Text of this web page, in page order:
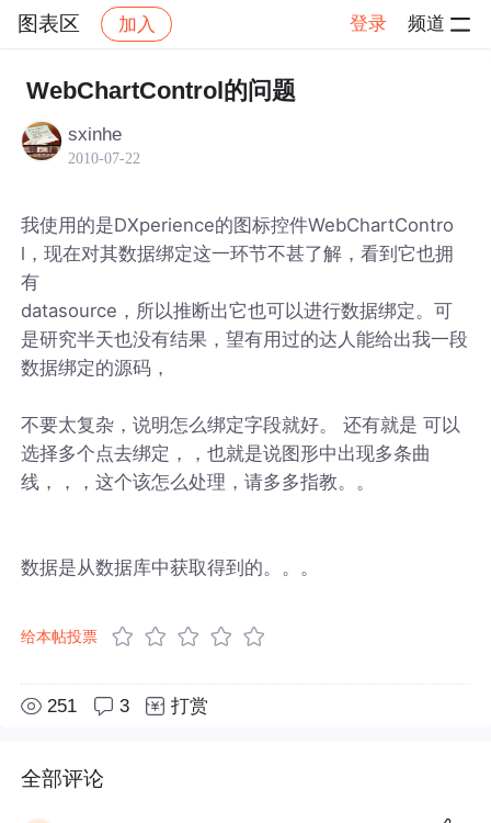
图表区 加入 登录 频道
社区 图表区 帖子详情
WebChartControl的问题
sxinhe
2010-07-22
我使用的是DXperience的图标控件WebChartContro
l，现在对其数据绑定这一环节不甚了解，看到它也拥
有
datasource，所以推断出它也可以进行数据绑定。可
是研究半天也没有结果，望有用过的达人能给出我一段
数据绑定的源码，
不要太复杂，说明怎么绑定字段就好。 还有就是 可以
选择多个点去绑定，，也就是说图形中出现多条曲
线，，，这个该怎么处理，请多多指教。。
数据是从数据库中获取得到的。。。
给本帖投票
251 3 打赏
全部评论